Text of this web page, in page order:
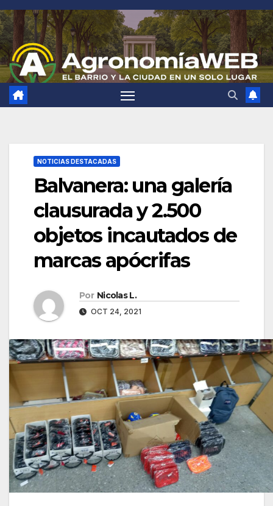
Saltar
al
contenido
NOTICIAS DESTACADAS
Balvanera: una galería
clausurada y 2.500
objetos incautados de
marcas apócrifas
Por Nicolas L.
OCT 24, 2021